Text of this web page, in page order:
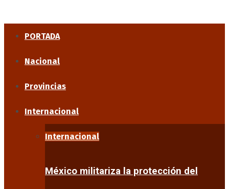
PORTADA
Nacional
Provincias
Internacional
Internacional
México militariza la protección del